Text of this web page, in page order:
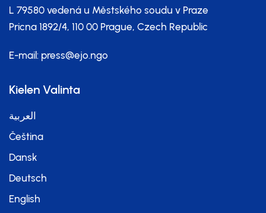
L 79580 vedená u Městského soudu v Praze
Pricna 1892/4, 110 00 Prague, Czech Republic
E-mail: press@ejo.ngo
Kielen Valinta
العربية
Čeština
Dansk
Deutsch
English